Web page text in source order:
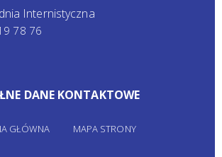
Internistyczna
78 76
DANE KONTAKTOWE
GŁÓWNA MAPA STRONY